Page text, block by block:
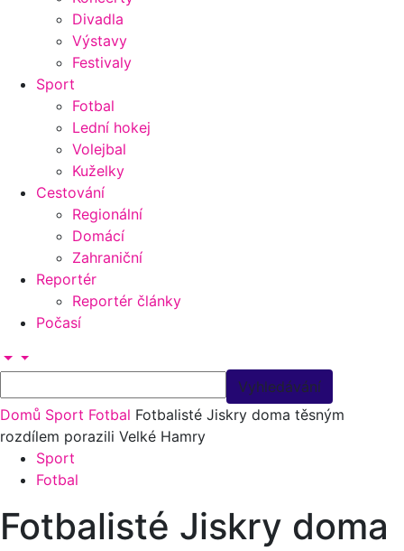
Divadla
Výstavy
Festivaly
Sport
Fotbal
Lední hokej
Volejbal
Kuželky
Cestování
Regionální
Domácí
Zahraniční
Reportér
Reportér články
Počasí
Domů Sport Fotbal Fotbalisté Jiskry doma těsným
rozdílem porazili Velké Hamry
Sport
Fotbal
Fotbalisté Jiskry doma